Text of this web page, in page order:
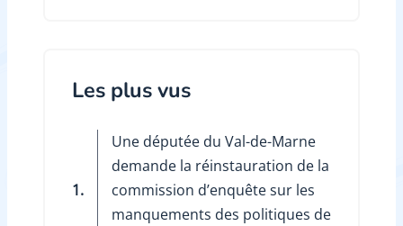
Les plus vus
1.
Une députée du Val-de-Marne
demande la réinstauration de la
commission d’enquête sur les
manquements des politiques de